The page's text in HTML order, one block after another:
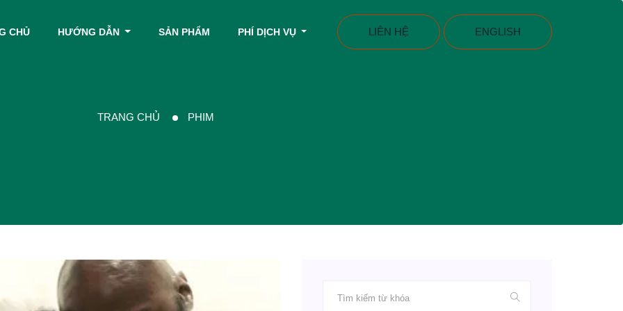
CHỦ HƯỚNG DẪN SẢN PHẨM PHÍ DỊCH VỤ LIÊN HỆ ENGLISH
TRANG CHỦ PHIM